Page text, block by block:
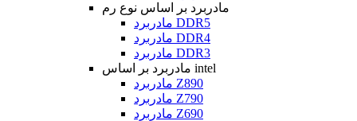
مادربرد بر اساس نوع رم
مادربرد DDR5
مادربرد DDR4
مادربرد DDR3
مادربرد بر اساس intel
مادربرد Z890
مادربرد Z790
مادربرد Z690